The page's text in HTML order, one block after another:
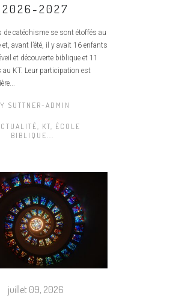
2026-2027
de catéchisme se sont étoffés au
et, avant l’été, il y avait 16 enfants
et découverte biblique et 11
au KT. Leur participation est
SUTTNER-ADMIN
KT, ÉCOLE
BIBLIQUE...
juillet 09, 2026